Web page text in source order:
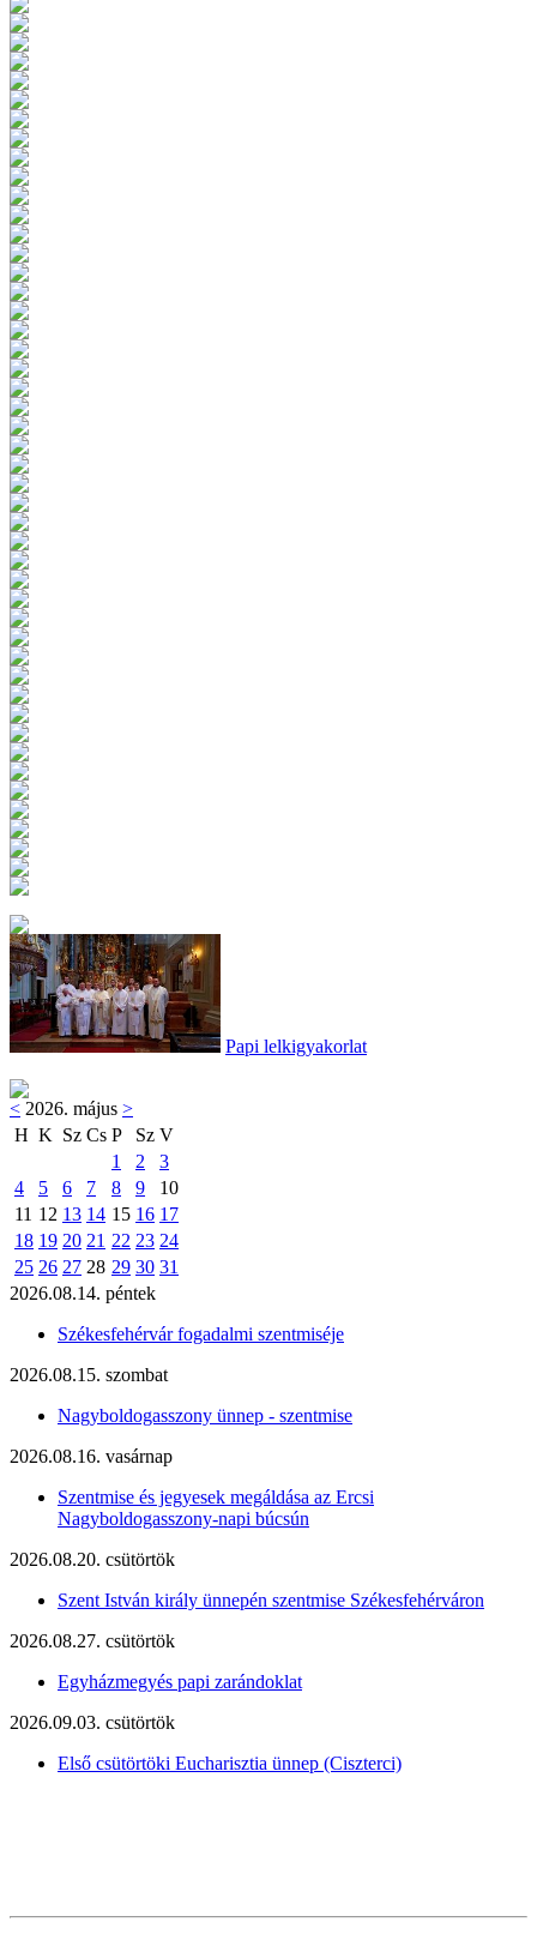
Papi lelkigyakorlat
< 2026. május >
H K Sz Cs P Sz V
1
2
3
4
5 6 7 8 9
10
11 12 13 14 15 16 17
18 19 20 21 22 23 24
25 26 27 28 29 30 31
2026.08.14. péntek
Székesfehérvár fogadalmi szentmiséje
2026.08.15. szombat
Nagyboldogasszony ünnep - szentmise
2026.08.16. vasárnap
Szentmise és jegyesek megáldása az Ercsi
Nagyboldogasszony-napi búcsún
2026.08.20. csütörtök
Szent István király ünnepén szentmise Székesfehérváron
2026.08.27. csütörtök
Egyházmegyés papi zarándoklat
2026.09.03. csütörtök
Első csütörtöki Eucharisztia ünnep (Ciszterci)